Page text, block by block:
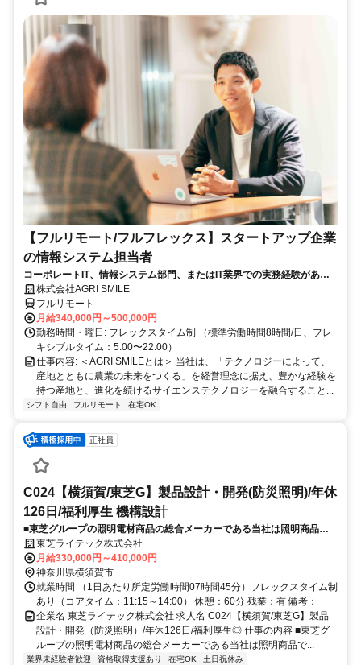
【フルリモート/フルフレックス】スタートアップ企業
の情報システム担当者
コーポレートIT、情報システム部門、またはIT業界での実務経験がある
方、大歓迎！
株式会社AGRI SMILE
フルリモート
月給340,000円～500,000円
勤務時間・曜日: フレックスタイム制 （標準労働時間8時間/日、フレ
キシブルタイム：5:00〜22:00）
仕事内容: ＜AGRI SMILEとは＞ 当社は、「テクノロジーによって、
産地とともに農業の未来をつくる」を経営理念に据え、豊かな経験を
持つ産地と、進化を続けるサイエンステクノロジーを融合すること...
シフト自由 フルリモート 在宅OK
正社員
C024【横須賀/東芝G】製品設計・開発(防災照明)/年休
126日/福利厚生 機構設計
■東芝グループの照明電材商品の総合メーカーである当社は照明商品で
業界トップクラスのシェアを誇ります。そんな当社にて防災照明である
非常灯と誘導灯の開発業務をお任せいたします。
東芝ライテック株式会社
月給330,000円～410,000円
神奈川県横須賀市
就業時間 （1日あたり所定労働時間07時間45分）フレックスタイム制
あり（コアタイム：11:15～14:00） 休憩：60分 残業：有 備考：
企業名 東芝ライテック株式会社 求人名 C024【横須賀/東芝G】製品
設計・開発（防災照明）/年休126日/福利厚生◎ 仕事の内容 ■東芝グ
ループの照明電材商品の総合メーカーである当社は照明商品で...
業界未経験者歓迎 資格取得支援あり 在宅OK 土日祝休み